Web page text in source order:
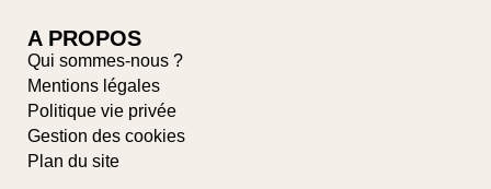
A PROPOS
Qui sommes-nous ?
Mentions légales
Politique vie privée
Gestion des cookies
Plan du site